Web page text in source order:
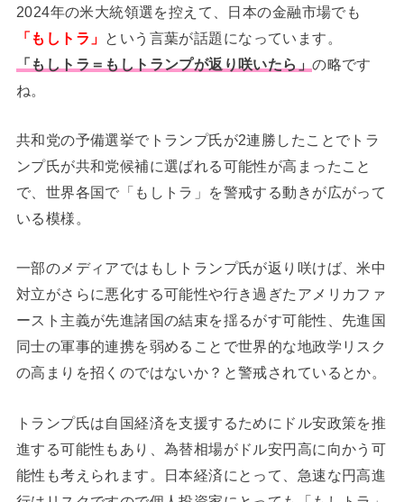
2024年の米大統領選を控えて、日本の金融市場でも
「もしトラ」 という言葉が話題になっています。
「もしトラ＝もしトランプが返り咲いたら」の略です
ね。
共和党の予備選挙でトランプ氏が2連勝したことでトラ
ンプ氏が共和党候補に選ばれる可能性が高まったこと
で、世界各国で「もしトラ」を警戒する動きが広がって
いる模様。
一部のメディアではもしトランプ氏が返り咲けば、米中
対立がさらに悪化する可能性や行き過ぎたアメリカファ
ースト主義が先進諸国の結束を揺るがす可能性、先進国
同士の軍事的連携を弱めることで世界的な地政学リスク
の高まりを招くのではないか？と警戒されているとか。
トランプ氏は自国経済を支援するためにドル安政策を推
進する可能性もあり、為替相場がドル安円高に向かう可
能性も考えられます。日本経済にとって、急速な円高進